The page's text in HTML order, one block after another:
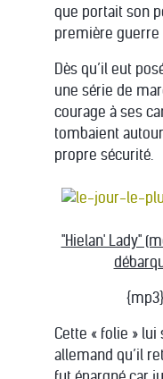
que portait son
première guerre
Dès qu’il eut
une série de
courage à ses
tombaient
propre sécurité.
"Hielan' Lady"
Cette « folie » lui
allemand qu’il